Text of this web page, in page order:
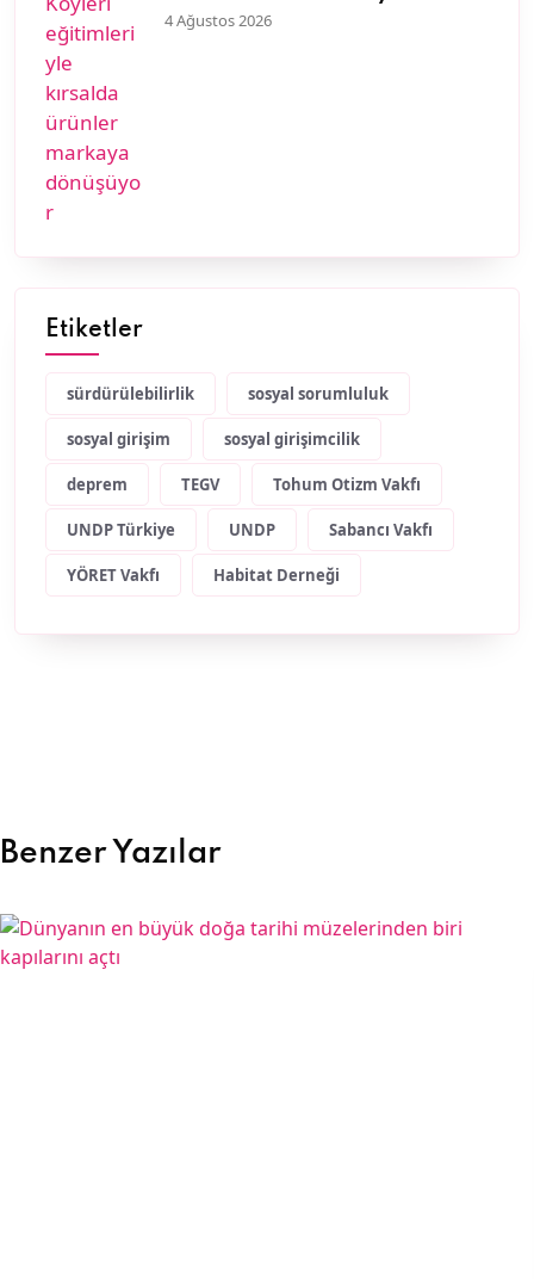
dönüşüyor
4 Ağustos 2026
Etiketler
sürdürülebilirlik sosyal sorumluluk
sosyal girişim sosyal girişimcilik
deprem TEGV Tohum Otizm Vakfı
UNDP Türkiye UNDP Sabancı Vakfı
YÖRET Vakfı Habitat Derneği
Benzer Yazılar